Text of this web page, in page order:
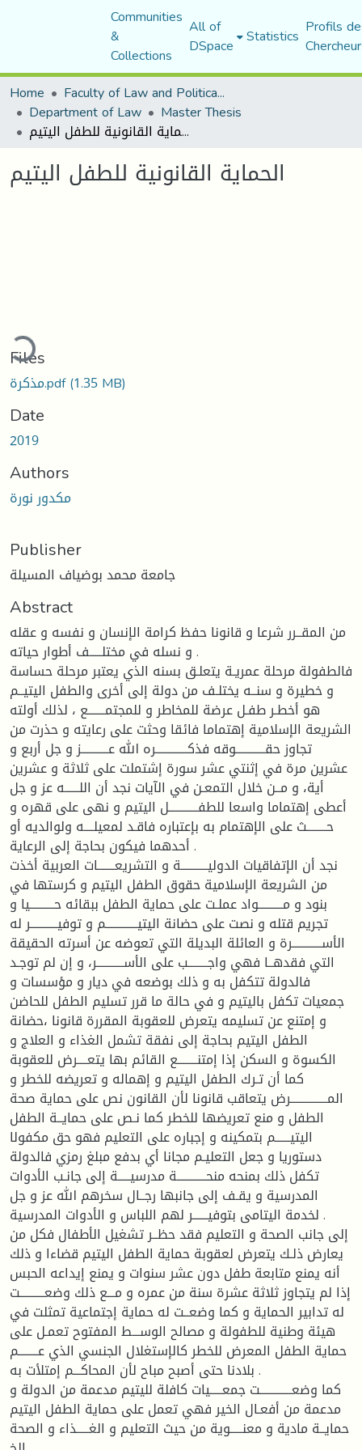
Communities
&
Collections
All of
DSpace Statistics Profils
Home
Faculty of Law and Political Science
Department of Law Master Thesis
الحماية القانونية للطفل اليتيم
الحماية القانونية للطفل اليتيم
Loading...
Files
مذكرة.pdf(1.35 MB)
Date
2019
Authors
مكدور نورة
Publisher
جامعة محمد بوضياف المسيلة
Abstract
من المقــرر شرعا و قانونا حفظ كرامة الإنسان و نفسه و عقله
و نسله في مختلـــــف أطوار حياته .
فالطفولة مرحلة عمريـة يتعلـق بسنه الذي يعتبر مرحلة حساسة
و خطيرة و سنــه يختلـف من دولة إلى أخرى والطفل اليتيــم
هو أخطـر طفـل عرضة للمخاطر و للمجتمـــــــع ، لذلك أولته
الشريعة الإسلامية إهتماما فائقا وحثت على رعايته و حذرت من
تجاوز حقــــــــــــوقه فذكـــــــــــــره الله عـــــــــــز و جل أربع و
عشرين مرة في إثنتي عشر سورة إشتملت على ثلاثة و عشرين
أية، و مــن خلال التمعـن في الآيات نجد أن اللــــــه عز و جل
أعطى إهتماما واسعا للطفــــــــــــل اليتيم و نهى على قهره و
حــــــــث على الإهتمام به بإعتباره فاقـد لمعيلــــه ولوالديه أو
أحدهما فيكون بحاجة إلى الرعاية .
نجد أن الإتفاقيات الدوليـــــــــــة و التشريعـــــــات العربية أخذت
من الشريعة الإسلامية حقوق الطفل اليتيم و كرستها في
بنود و مــــــــــواد عملـت على حماية الطفل ببقائه حــــــــــيا و
تجريم قتله و نصت على حضانة اليتيـــــــــــــم و توفيـــــــــــر له
الأســــــــــــرة و العائلة البديلة التي تعوضه عن أسرته الحقيقة
التي فقدهــا فهي واجــــــــب على الأســـــــــــر، و إن لم توجـد
فالدولة تتكفل به و ذلك بوضعه في ديار و مؤسسات و
جمعيات تكفل باليتيم و في حالة ما قرر تسليم الطفل للحاضن
و إمتنع عن تسليمه يتعرض للعقوبة المقررة قانونا ،حضانة
الطفل اليتيم بحاجة إلى نفقة تشمل الغذاء و العلاج و
الكسوة و السكن إذا إمتنــــــــع القائم بها يتعــــرض للعقوبة
كما أن تـرك الطفل اليتيم و إهماله و تعريضه للخطر و
المـــــــــــــــرض يتعاقب قانونا لأن القانون نص على حماية صحة
الطفل و منع تعريضها للخطر كما نـص على حمايــة الطفل
اليتيــــــم بتمكينه و إجباره على التعليم فهو حق مكفولا
دستوريا و جعل التعليـم مجانا أي بدفع مبلغ رمزي فالدولة
تكفل ذلك بمنحه منحــــــــــــة مدرسيـــــة إلى جانـب الأدوات
المدرسية و يقـف إلى جانبها رجــال سخرهم الله عز و جل
لخدمة اليتامى بتوفيــــــر لهم اللباس و الأدوات المدرسية .
إلى جانب الصحة و التعليم فقد حظــر تشغيل الأطفال فكل من
يعارض ذلـك يتعرض لعقوبة حماية الطفل اليتيم قضاءا و ذلك
أنه يمنع متابعة طفل دون عشر سنوات و يمنع إيداعه الحبس
إذا لم يتجاوز ثلاثة عشرة سنة من عمره و مـــع ذلك وضعــــــــــت
له تدابير الحماية و كما وضعــت له حماية إجتماعية تمثلت في
هيئة وطنية للطفولة و مصالح الوســـط المفتوح تعمـل على
حماية الطفل المعرض للخطر كالإستغلال الجنسي الذي عــــــــم
بلادنا حتى أصبح مباح لأن المحاكـــم إمتلأت به .
كما وضعـــــــــــــت جمعـــــيات كافلة لليتيم مدعمة من الدولة و
مدعمة من أفعـال الخير فهي تعمل على حماية الطفل اليتيم
حمايــة مادية و معنـــــوية من حيث التعليم و الغـــــذاء و الصحة